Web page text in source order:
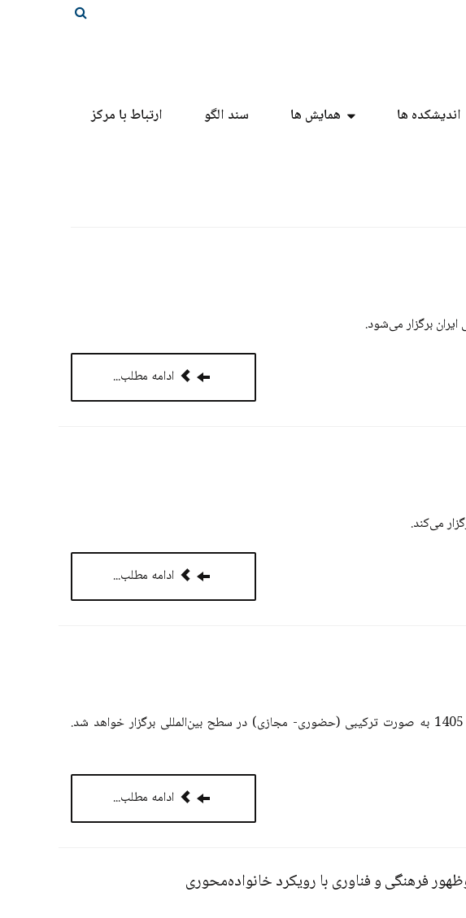
اندیشکده ها همایش ها سند الگو ارتباط با مرکز
برگزار می‌شود.
ادامه مطلب...
ادامه مطلب...
در روزهای 29 و 30 اردیبهشت 1405 به صورت ترکیبی (حضوری- مجازی) در سطح بین‌المللی برگزار خواهد شد.
ادامه مطلب...
فرهنگی و فناوری با رویکرد خانواده­‌محوری